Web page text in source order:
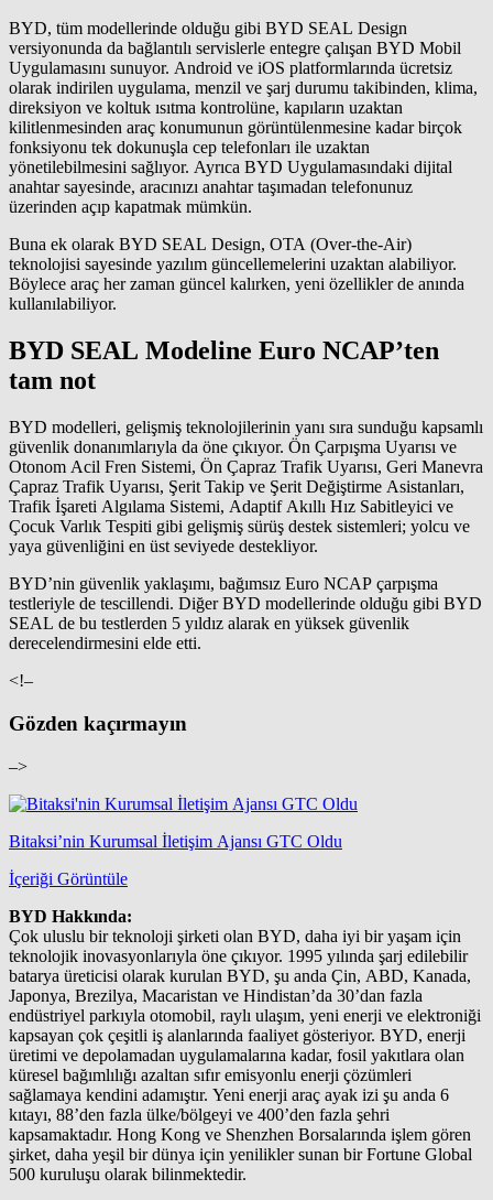
BYD, tüm modellerinde olduğu gibi BYD SEAL Design
versiyonunda da bağlantılı servislerle entegre çalışan BYD Mobil
Uygulamasını sunuyor. Android ve iOS platformlarında ücretsiz
olarak indirilen uygulama, menzil ve şarj durumu takibinden, klima,
direksiyon ve koltuk ısıtma kontrolüne, kapıların uzaktan
kilitlenmesinden araç konumunun görüntülenmesine kadar birçok
fonksiyonu tek dokunuşla cep telefonları ile uzaktan
yönetilebilmesini sağlıyor. Ayrıca BYD Uygulamasındaki dijital
anahtar sayesinde, aracınızı anahtar taşımadan telefonunuz
üzerinden açıp kapatmak mümkün.
Buna ek olarak BYD SEAL Design, OTA (Over-the-Air)
teknolojisi sayesinde yazılım güncellemelerini uzaktan alabiliyor.
Böylece araç her zaman güncel kalırken, yeni özellikler de anında
kullanılabiliyor.
BYD SEAL Modeline Euro NCAP’ten
tam not
BYD modelleri, gelişmiş teknolojilerinin yanı sıra sunduğu kapsamlı
güvenlik donanımlarıyla da öne çıkıyor. Ön Çarpışma Uyarısı ve
Otonom Acil Fren Sistemi, Ön Çapraz Trafik Uyarısı, Geri Manevra
Çapraz Trafik Uyarısı, Şerit Takip ve Şerit Değiştirme Asistanları,
Trafik İşareti Algılama Sistemi, Adaptif Akıllı Hız Sabitleyici ve
Çocuk Varlık Tespiti gibi gelişmiş sürüş destek sistemleri; yolcu ve
yaya güvenliğini en üst seviyede destekliyor.
BYD’nin güvenlik yaklaşımı, bağımsız Euro NCAP çarpışma
testleriyle de tescillendi. Diğer BYD modellerinde olduğu gibi BYD
SEAL de bu testlerden 5 yıldız alarak en yüksek güvenlik
derecelendirmesini elde etti.
<!–
Gözden kaçırmayın
–>
Bitaksi’nin Kurumsal İletişim Ajansı GTC Oldu
İçeriği Görüntüle
BYD Hakkında:
Çok uluslu bir teknoloji şirketi olan BYD, daha iyi bir yaşam için
teknolojik inovasyonlarıyla öne çıkıyor. 1995 yılında şarj edilebilir
batarya üreticisi olarak kurulan BYD, şu anda Çin, ABD, Kanada,
Japonya, Brezilya, Macaristan ve Hindistan’da 30’dan fazla
endüstriyel parkıyla otomobil, raylı ulaşım, yeni enerji ve elektroniği
kapsayan çok çeşitli iş alanlarında faaliyet gösteriyor. BYD, enerji
üretimi ve depolamadan uygulamalarına kadar, fosil yakıtlara olan
küresel bağımlılığı azaltan sıfır emisyonlu enerji çözümleri
sağlamaya kendini adamıştır. Yeni enerji araç ayak izi şu anda 6
kıtayı, 88’den fazla ülke/bölgeyi ve 400’den fazla şehri
kapsamaktadır. Hong Kong ve Shenzhen Borsalarında işlem gören
şirket, daha yeşil bir dünya için yenilikler sunan bir Fortune Global
500 kuruluşu olarak bilinmektedir.